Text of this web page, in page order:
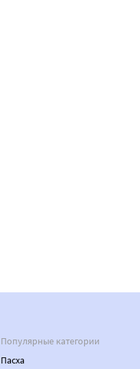
Популярные категории
Пасха